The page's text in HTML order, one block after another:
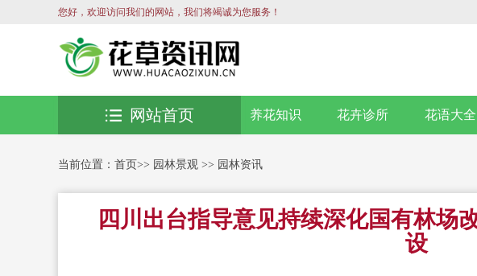
您好，欢迎访问我们的网站，我们将竭诚为您服务！
养花知识 花卉诊所 花语大全
网站首页
当前位置： 首页>> 园林景观 >> 园林资讯
四川出台指导意见持续深化国有林场
设